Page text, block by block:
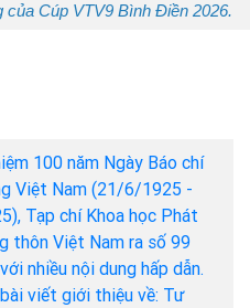
của Cúp VTV9 Bình Điền 2026.
100 năm Ngày Báo chí
Việt Nam (21/6/1925 -
Tạp chí Khoa học Phát
thôn Việt Nam ra số 99
nhiều nội dung hấp dẫn.
bài viết giới thiệu về: Tư